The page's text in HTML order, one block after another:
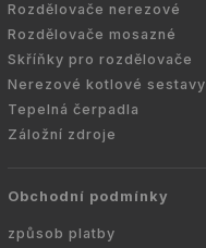
Rozdělovače nerezové
Rozdělovače mosazné
Skříňky pro rozdělovače
Nerezové kotlové sestavy
Tepelná čerpadla
Záložní zdroje
Obchodní podmínky
způsob platby